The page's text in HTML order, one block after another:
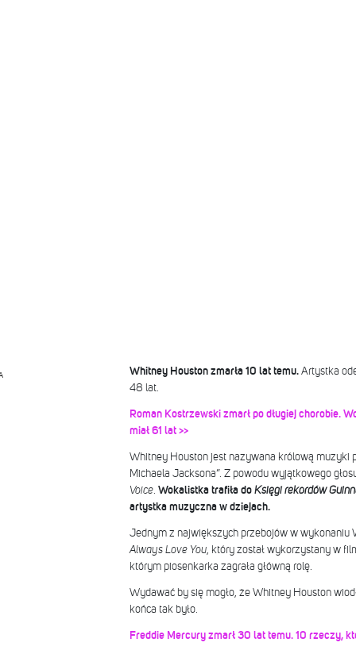
Whitney Houston zmarła 10 lat temu. Artystka
48 lat.
Roman Kostrzewski zmarł po długiej chorobie.
miał 61 lat >>
Whitney Houston jest nazywana królową muzyki
Michaela Jacksona”. Z powodu wyjątkowego
Voice. Wokalistka trafiła doKsięgi rekordów
artystka muzyczna w dziejach.
Jednym z największych przebojów w wykonaniu
Always Love You, który został wykorzystany w
którym piosenkarka zagrała główną rolę.
Wydawać by się mogło, że Whitney Houston
końca tak było.
Freddie Mercury zmarł 30 lat temu. 10 rzeczy,